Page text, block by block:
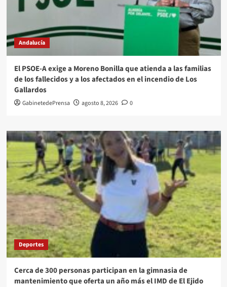
Andalucía
El PSOE-A exige a Moreno Bonilla que atienda a las familias
de los fallecidos y a los afectados en el incendio de Los
Gallardos
GabinetedePrensa agosto 8, 2026 0
Deportes
Cerca de 300 personas participan en la gimnasia de
mantenimiento que oferta un año más el IMD de El Ejido